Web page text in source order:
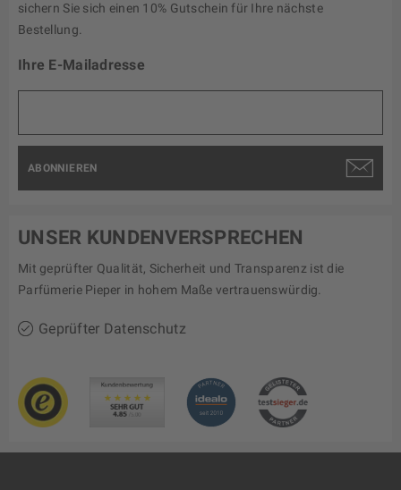
sichern Sie sich einen 10% Gutschein für Ihre nächste
Bestellung.
Ihre E-Mailadresse
ABONNIEREN
UNSER KUNDENVERSPRECHEN
Mit geprüfter Qualität, Sicherheit und Transparenz ist die
Parfümerie Pieper in hohem Maße vertrauenswürdig.
Geprüfter Datenschutz